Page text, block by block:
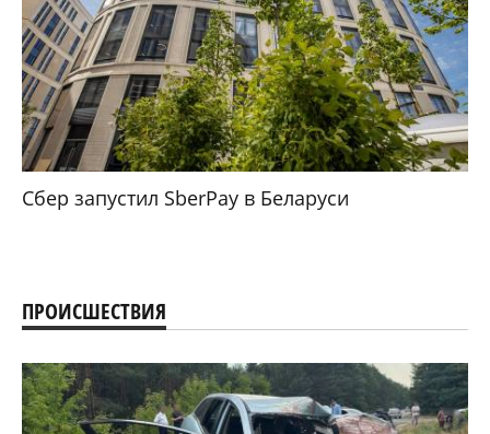
Сбер запустил SberPay в Беларуси
ПРОИСШЕСТВИЯ